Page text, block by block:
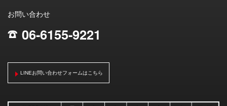
お問い合わせ
; 06-6155-9221
LINEお問い合わせフォームはこちら